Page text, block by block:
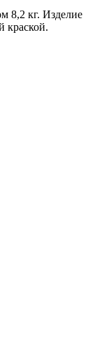
8,2 кг. Изделие
краской.